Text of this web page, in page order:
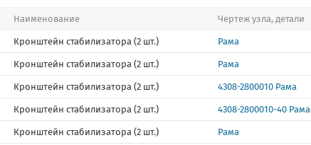
Наименование Чертеж узла, детали
Кронштейн стабилизатора (2 шт.) Рама
Кронштейн стабилизатора (2 шт.) Рама
Кронштейн стабилизатора (2 шт.) 4308-2800010 Рама
Кронштейн стабилизатора (2 шт.) 4308-2800010-40 Рама
Кронштейн стабилизатора (2 шт.) Рама